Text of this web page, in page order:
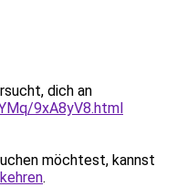
dich an
9xA8yV8.html
möchtest, kannst
.